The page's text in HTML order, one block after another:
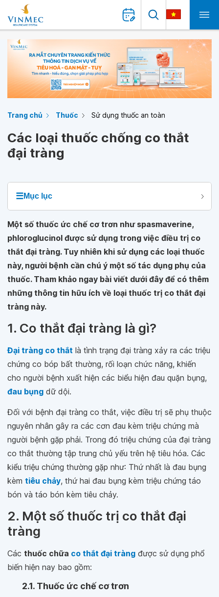
Trang chủ Thuốc Sử dụng thuốc an toàn
Các loại thuốc chống co thắt
đại tràng
☰Mục lục
Một số thuốc ức chế cơ trơn như spasmaverine,
phloroglucinol được sử dụng trong việc điều trị co
thắt đại tràng. Tuy nhiên khi sử dụng các loại thuốc
này, người bệnh cần chú ý một số tác dụng phụ của
thuốc. Tham khảo ngay bài viết dưới đây để có thêm
những thông tin hữu ích về loại thuốc trị co thắt đại
tràng này.
1. Co thắt đại tràng là gì?
Đại tràng co thắt là tình trạng đại tràng xảy ra các triệu
chứng co bóp bất thường, rối loạn chức năng, khiến
cho người bệnh xuất hiện các biểu hiện đau quặn bụng,
đau bụng dữ dội.
Đối với bệnh đại tràng co thắt, việc điều trị sẽ phụ thuộc
nguyên nhân gây ra các cơn đau kèm triệu chứng mà
người bệnh gặp phải. Trong đó triệu chứng của đại tràng
co thắt thường tập trung chủ yếu trên hệ tiêu hóa. Các
kiểu triệu chứng thường gặp như: Thứ nhất là đau bụng
kèm tiêu chảy, thứ hai đau bụng kèm triệu chứng táo
bón và táo bón kèm tiêu chảy.
2. Một số thuốc trị co thắt đại
tràng
Các thuốc chữa co thắt đại tràng được sử dụng phổ
biến hiện nay bao gồm:
2.1. Thuốc ức chế cơ trơn